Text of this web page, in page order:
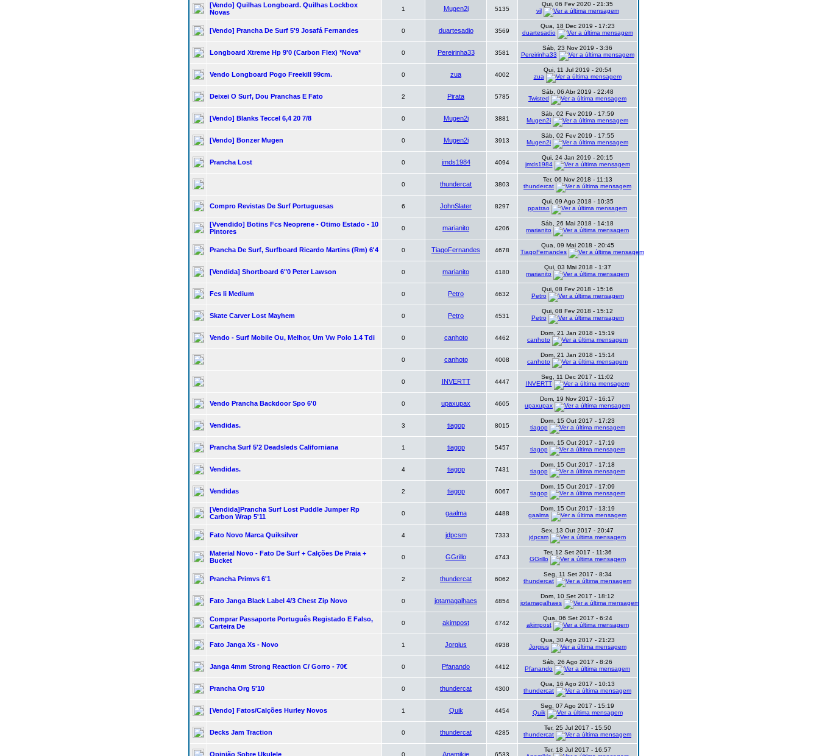
[vendo] Quilhas Longboard. Quilhas Lockbox
Novas
1 Mugen2i 5135
Qui, 06 Fev 2020 - 21:35
vil
[vendo] Prancha De Surf 5'9 Josafá Fernandes 0 duartesadio 3569
Qua, 18 Dec 2019 - 17:23
duartesadio
Longboard Xtreme Hp 9'0 (carbon Flex) *nova* 0 Pereirinha33 3581
Sáb, 23 Nov 2019 - 3:36
Pereirinha33
Vendo Longboard Pogo Freekill 99cm. 0 zua 4002
Qui, 11 Jul 2019 - 20:54
zua
Deixei O Surf, Dou Pranchas E Fato 2 Pirata 5785
Sáb, 06 Abr 2019 - 22:48
Twisted
[vendo] Blanks Teccel 6,4 20 7/8 0 Mugen2i 3881
Sáb, 02 Fev 2019 - 17:59
Mugen2i
[vendo] Bonzer Mugen 0 Mugen2i 3913
Sáb, 02 Fev 2019 - 17:55
Mugen2i
Prancha Lost 0 jmds1984 4094
Qui, 24 Jan 2019 - 20:15
jmds1984
0 thundercat 3803
Ter, 06 Nov 2018 - 11:13
thundercat
Compro Revistas De Surf Portuguesas 6 JohnSlater 8297
Qui, 09 Ago 2018 - 10:35
ppatrao
[vvendido] Botins Fcs Neoprene - Otimo Estado - 10
Pintores
0 marianito 4206
Sáb, 26 Mai 2018 - 14:18
marianito
Prancha De Surf, Surfboard Ricardo Martins (rm) 6'4 0 TiagoFernandes 4678
Qua, 09 Mai 2018 - 20:45
TiagoFernandes
[vendida] Shortboard 6"0 Peter Lawson 0 marianito 4180
Qui, 03 Mai 2018 - 1:37
marianito
Fcs Ii Medium 0 Petro 4632
Qui, 08 Fev 2018 - 15:16
Petro
Skate Carver Lost Mayhem 0 Petro 4531
Qui, 08 Fev 2018 - 15:12
Petro
Vendo - Surf Mobile Ou, Melhor, Um Vw Polo 1.4 Tdi 0 canhoto 4462
Dom, 21 Jan 2018 - 15:19
canhoto
0 canhoto 4008
Dom, 21 Jan 2018 - 15:14
canhoto
0 INVERTT 4447
Seg, 11 Dec 2017 - 11:02
INVERTT
Vendo Prancha Backdoor Spo 6'0 0 upaxupax 4605
Dom, 19 Nov 2017 - 16:17
upaxupax
Vendidas. 3 tiagop 8015
Dom, 15 Out 2017 - 17:23
tiagop
Prancha Surf 5'2 Deadsleds Californiana 1 tiagop 5457
Dom, 15 Out 2017 - 17:19
tiagop
Vendidas. 4 tiagop 7431
Dom, 15 Out 2017 - 17:18
tiagop
Vendidas 2 tiagop 6067
Dom, 15 Out 2017 - 17:09
tiagop
[vendida]prancha Surf Lost Puddle Jumper Rp
Carbon Wrap 5'11
0 gaalma 4488
Dom, 15 Out 2017 - 13:19
gaalma
Fato Novo Marca Quiksilver 4 jdpcsm 7333
Sex, 13 Out 2017 - 20:47
jdpcsm
Material Novo - Fato De Surf + Calções De Praia +
Bucket
0 GGrillo 4743
Ter, 12 Set 2017 - 11:36
GGrillo
Prancha Primvs 6'1 2 thundercat 6062
Seg, 11 Set 2017 - 8:34
thundercat
Fato Janga Black Label 4/3 Chest Zip Novo 0 jotamagalhaes 4854
Dom, 10 Set 2017 - 18:12
jotamagalhaes
Comprar Passaporte Português Registado E Falso,
Carteira De
0 akimpost 4742
Qua, 06 Set 2017 - 6:24
akimpost
Fato Janga Xs - Novo 1 Jorgius 4938
Qua, 30 Ago 2017 - 21:23
Jorgius
Janga 4mm Strong Reaction C/ Gorro - 70€ 0 Pfanando 4412
Sáb, 26 Ago 2017 - 8:26
Pfanando
Prancha Org 5'10 0 thundercat 4300
Qua, 16 Ago 2017 - 10:13
thundercat
[vendo] Fatos/calções Hurley Novos 1 Quik 4454
Seg, 07 Ago 2017 - 15:19
Quik
Decks Jam Traction 0 thundercat 4285
Ter, 25 Jul 2017 - 15:50
thundercat
Opinião Sobre Ukulele 0 Anamikie 6533
Ter, 18 Jul 2017 - 16:57